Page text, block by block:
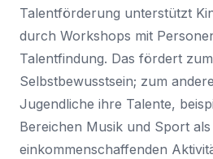
Talentförderung unterstützt
durch Workshops mit
Talentfindung. Das fördert
Selbstbewusstsein; zum
Jugendliche ihre Talente,
Bereichen Musik und Sport
einkommenschaffenden